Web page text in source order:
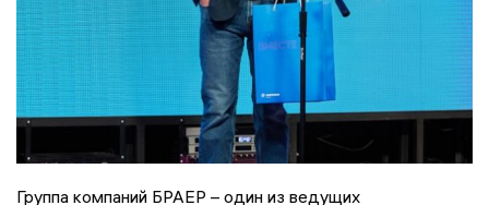
Группа компаний БРАЕР – один из ведущих